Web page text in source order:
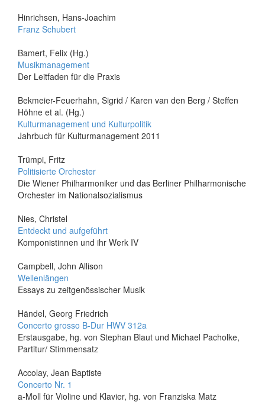
Hinrichsen, Hans-Joachim
Franz Schubert
Bamert, Felix (Hg.)
Musikmanagement
Der Leitfaden für die Praxis
Bekmeier-Feuerhahn, Sigrid / Karen van den Berg / Steffen
Höhne et al. (Hg.)
Kulturmanagement und Kulturpolitik
Jahrbuch für Kulturmanagement 2011
Trümpi, Fritz
Politisierte Orchester
Die Wiener Philharmoniker und das Berliner Philharmonische
Orchester im Nationalsozialismus
Nies, Christel
Entdeckt und aufgeführt
Komponistinnen und ihr Werk IV
Campbell, John Allison
Wellenlängen
Essays zu zeitgenössischer Musik
Händel, Georg Friedrich
Concerto grosso B-Dur HWV 312a
Erstausgabe, hg. von Stephan Blaut und Michael Pacholke,
Partitur/ Stimmensatz
Accolay, Jean Baptiste
Concerto Nr. 1
a-Moll für Violine und Klavier, hg. von Franziska Matz